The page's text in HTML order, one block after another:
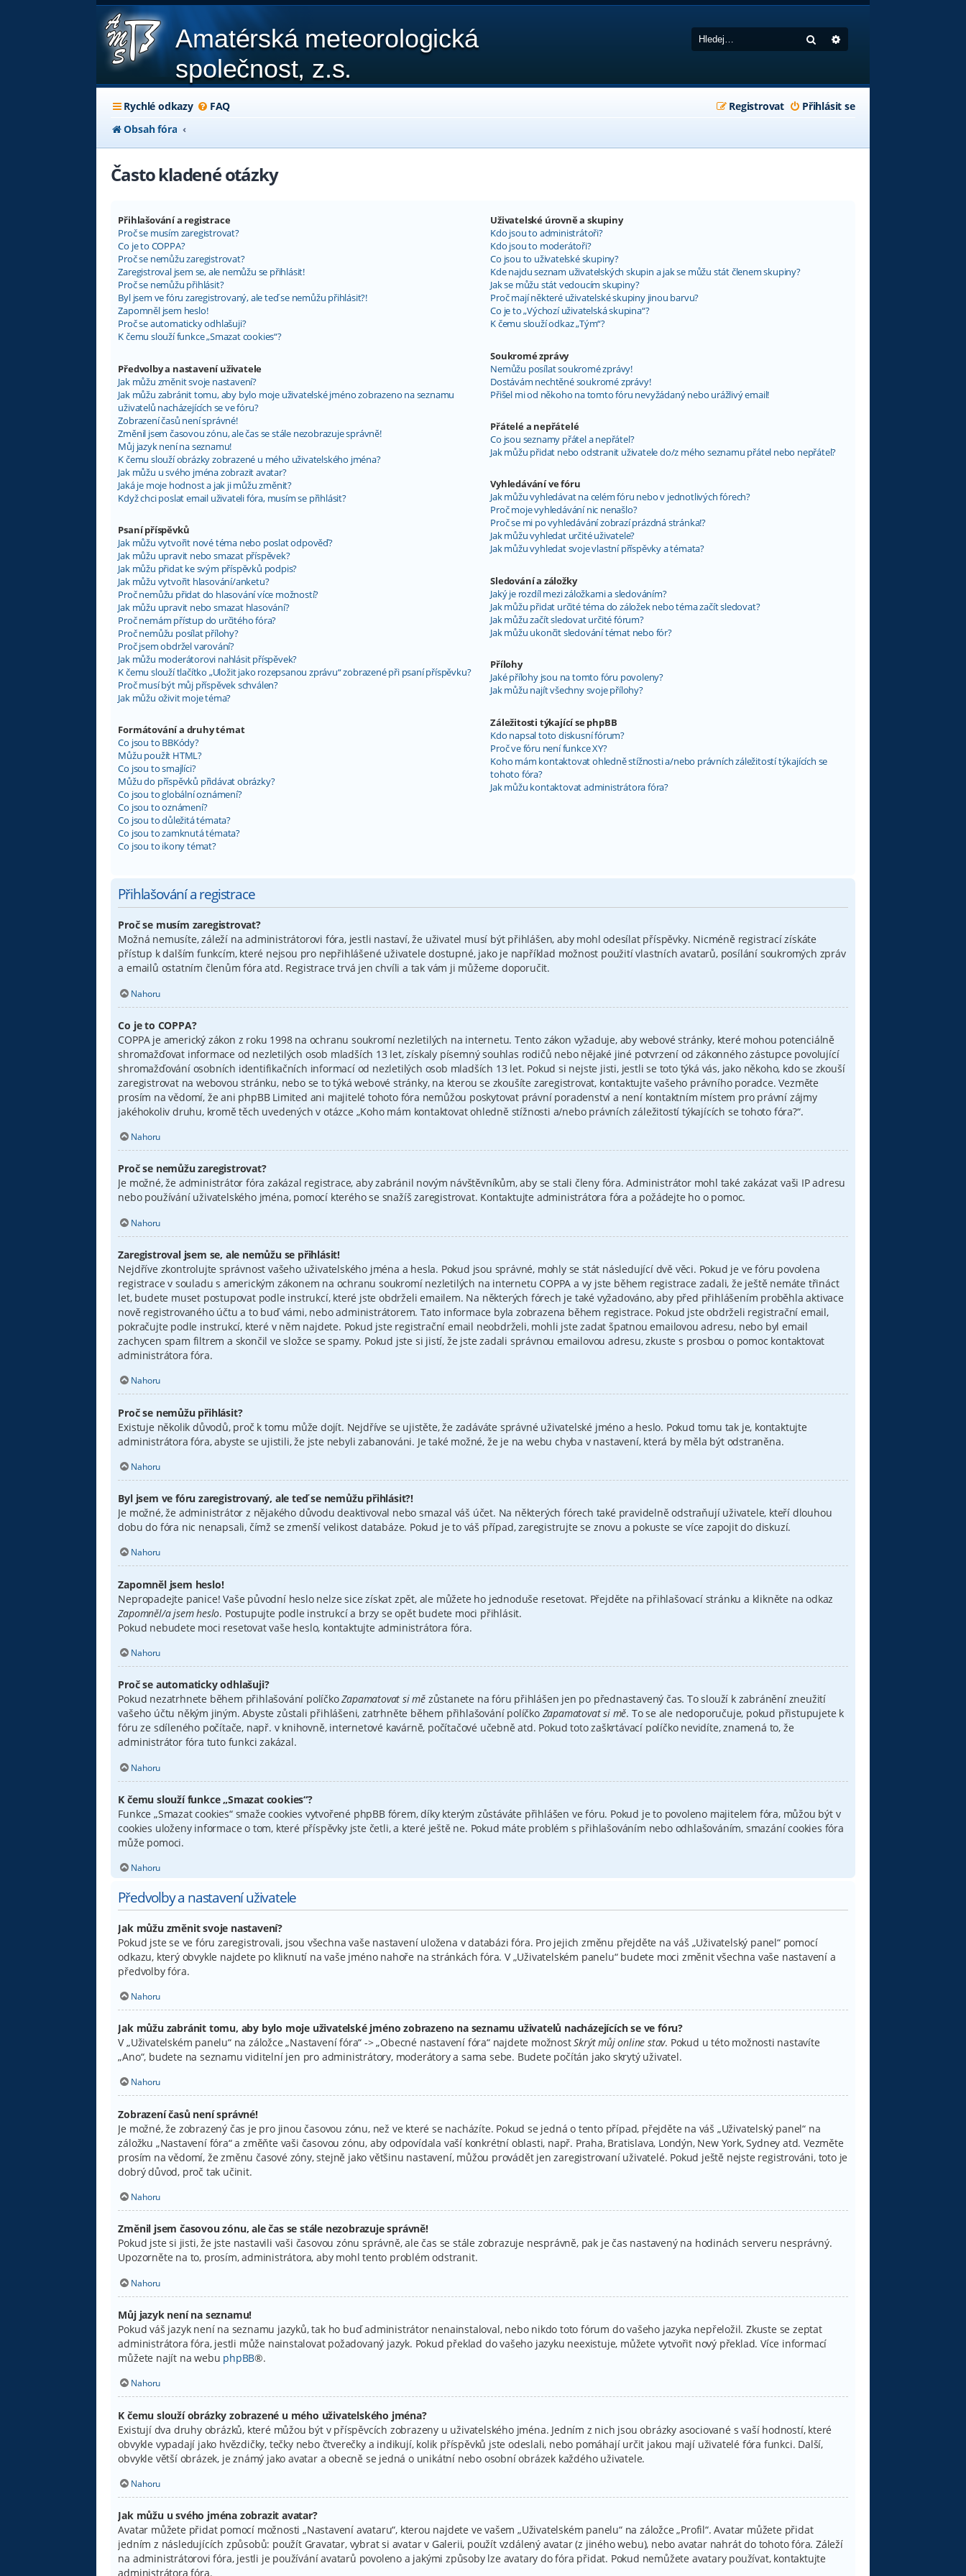
Amatérská meteorologická
společnost, z.s.
Hledat
Rychlé odkazy FAQ Přihlásit se
Registrovat
Obsah fóra
Často kladené otázky
Přihlašování a registrace
Proč se musím zaregistrovat?
Co je to COPPA?
Proč se nemůžu zaregistrovat?
Zaregistroval jsem se, ale nemůžu se přihlásit!
Proč se nemůžu přihlásit?
Byl jsem ve fóru zaregistrovaný, ale teď se nemůžu přihlásit?!
Zapomněl jsem heslo!
Proč se automaticky odhlašuji?
K čemu slouží funkce „Smazat cookies“?
Předvolby a nastavení uživatele
Jak můžu změnit svoje nastavení?
Jak můžu zabránit tomu, aby bylo moje uživatelské jméno zobrazeno na seznamu
uživatelů nacházejících se ve fóru?
Zobrazení časů není správné!
Změnil jsem časovou zónu, ale čas se stále nezobrazuje správně!
Můj jazyk není na seznamu!
K čemu slouží obrázky zobrazené u mého uživatelského jména?
Jak můžu u svého jména zobrazit avatar?
Jaká je moje hodnost a jak ji můžu změnit?
Když chci poslat email uživateli fóra, musím se přihlásit?
Psaní příspěvků
Jak můžu vytvořit nové téma nebo poslat odpověď?
Jak můžu upravit nebo smazat příspěvek?
Jak můžu přidat ke svým příspěvků podpis?
Jak můžu vytvořit hlasování/anketu?
Proč nemůžu přidat do hlasování více možností?
Jak můžu upravit nebo smazat hlasování?
Proč nemám přístup do určitého fóra?
Proč nemůžu posílat přílohy?
Proč jsem obdržel varování?
Jak můžu moderátorovi nahlásit příspěvek?
K čemu slouží tlačítko „Uložit jako rozepsanou zprávu“ zobrazené při psaní příspěvku?
Proč musí být můj příspěvek schválen?
Jak můžu oživit moje téma?
Formátování a druhy témat
Co jsou to BBKódy?
Můžu použít HTML?
Co jsou to smajlíci?
Můžu do příspěvků přidávat obrázky?
Co jsou to globální oznámení?
Co jsou to oznámení?
Co jsou to důležitá témata?
Co jsou to zamknutá témata?
Co jsou to ikony témat?
Uživatelské úrovně a skupiny
Kdo jsou to administrátoři?
Kdo jsou to moderátoři?
Co jsou to uživatelské skupiny?
Kde najdu seznam uživatelských skupin a jak se můžu stát členem skupiny?
Jak se můžu stát vedoucím skupiny?
Proč mají některé uživatelské skupiny jinou barvu?
Co je to „Výchozí uživatelská skupina“?
K čemu slouží odkaz „Tým“?
Soukromé zprávy
Nemůžu posílat soukromé zprávy!
Dostávám nechtěné soukromé zprávy!
Přišel mi od někoho na tomto fóru nevyžádaný nebo urážlivý email!
Přátelé a nepřátelé
Co jsou seznamy přátel a nepřátel?
Jak můžu přidat nebo odstranit uživatele do/z mého seznamu přátel nebo nepřátel?
Vyhledávání ve fóru
Jak můžu vyhledávat na celém fóru nebo v jednotlivých fórech?
Proč moje vyhledávání nic nenašlo?
Proč se mi po vyhledávání zobrazí prázdná stránka!?
Jak můžu vyhledat určité uživatele?
Jak můžu vyhledat svoje vlastní příspěvky a témata?
Sledování a záložky
Jaký je rozdíl mezi záložkami a sledováním?
Jak můžu přidat určité téma do záložek nebo téma začít sledovat?
Jak můžu začít sledovat určité fórum?
Jak můžu ukončit sledování témat nebo fór?
Přílohy
Jaké přílohy jsou na tomto fóru povoleny?
Jak můžu najít všechny svoje přílohy?
Záležitosti týkající se phpBB
Kdo napsal toto diskusní fórum?
Proč ve fóru není funkce XY?
Koho mám kontaktovat ohledně stížnosti a/nebo právních záležitostí týkajících se
tohoto fóra?
Jak můžu kontaktovat administrátora fóra?
Přihlašování a registrace
Proč se musím zaregistrovat?
Možná nemusíte, záleží na administrátorovi fóra, jestli nastaví, že uživatel musí být přihlášen, aby mohl odesílat příspěvky. Nicméně registrací získáte
přístup k dalším funkcím, které nejsou pro nepřihlášené uživatele dostupné, jako je například možnost použití vlastních avatarů, posílání soukromých zpráv
a emailů ostatním členům fóra atd. Registrace trvá jen chvíli a tak vám ji můžeme doporučit.
Nahoru
Co je to COPPA?
COPPA je americký zákon z roku 1998 na ochranu soukromí nezletilých na internetu. Tento zákon vyžaduje, aby webové stránky, které mohou potenciálně
shromažďovat informace od nezletilých osob mladších 13 let, získaly písemný souhlas rodičů nebo nějaké jiné potvrzení od zákonného zástupce povolující
shromažďování osobních identifikačních informací od nezletilých osob mladších 13 let. Pokud si nejste jisti, jestli se toto týká vás, jako někoho, kdo se zkouší
zaregistrovat na webovou stránku, nebo se to týká webové stránky, na kterou se zkoušíte zaregistrovat, kontaktujte vašeho právního poradce. Vezměte
prosím na vědomí, že ani phpBB Limited ani majitelé tohoto fóra nemůžou poskytovat právní poradenství a není kontaktním místem pro právní zájmy
jakéhokoliv druhu, kromě těch uvedených v otázce „Koho mám kontaktovat ohledně stížnosti a/nebo právních záležitostí týkajících se tohoto fóra?“.
Nahoru
Proč se nemůžu zaregistrovat?
Je možné, že administrátor fóra zakázal registrace, aby zabránil novým návštěvníkům, aby se stali členy fóra. Administrátor mohl také zakázat vaši IP adresu
nebo používání uživatelského jména, pomocí kterého se snažíš zaregistrovat. Kontaktujte administrátora fóra a požádejte ho o pomoc.
Nahoru
Zaregistroval jsem se, ale nemůžu se přihlásit!
Nejdříve zkontrolujte správnost vašeho uživatelského jména a hesla. Pokud jsou správné, mohly se stát následující dvě věci. Pokud je ve fóru povolena
registrace v souladu s americkým zákonem na ochranu soukromí nezletilých na internetu COPPA a vy jste během registrace zadali, že ještě nemáte třináct
let, budete muset postupovat podle instrukcí, které jste obdrželi emailem. Na některých fórech je také vyžadováno, aby před přihlášením proběhla aktivace
nově registrovaného účtu a to buď vámi, nebo administrátorem. Tato informace byla zobrazena během registrace. Pokud jste obdrželi registrační email,
pokračujte podle instrukcí, které v něm najdete. Pokud jste registrační email neobdrželi, mohli jste zadat špatnou emailovou adresu, nebo byl email
zachycen spam filtrem a skončil ve složce se spamy. Pokud jste si jistí, že jste zadali správnou emailovou adresu, zkuste s prosbou o pomoc kontaktovat
administrátora fóra.
Nahoru
Proč se nemůžu přihlásit?
Existuje několik důvodů, proč k tomu může dojít. Nejdříve se ujistěte, že zadáváte správné uživatelské jméno a heslo. Pokud tomu tak je, kontaktujte
administrátora fóra, abyste se ujistili, že jste nebyli zabanováni. Je také možné, že je na webu chyba v nastavení, která by měla být odstraněna.
Nahoru
Byl jsem ve fóru zaregistrovaný, ale teď se nemůžu přihlásit?!
Je možné, že administrátor z nějakého důvodu deaktivoval nebo smazal váš účet. Na některých fórech také pravidelně odstraňují uživatele, kteří dlouhou
dobu do fóra nic nenapsali, čímž se zmenší velikost databáze. Pokud je to váš případ, zaregistrujte se znovu a pokuste se více zapojit do diskuzí.
Nahoru
Zapomněl jsem heslo!
Nepropadejte panice! Vaše původní heslo nelze sice získat zpět, ale můžete ho jednoduše resetovat. Přejděte na přihlašovací stránku a klikněte na odkaz
Zapomněl/a jsem heslo. Postupujte podle instrukcí a brzy se opět budete moci přihlásit.
Pokud nebudete moci resetovat vaše heslo, kontaktujte administrátora fóra.
Nahoru
Proč se automaticky odhlašuji?
Pokud nezatrhnete během přihlašování políčkoZapamatovat si mě zůstanete na fóru přihlášen jen po přednastavený čas. To slouží k zabránění zneužití
vašeho účtu někým jiným. Abyste zůstali přihlášeni, zatrhněte během přihlašování políčko Zapamatovat si mě. To se ale nedoporučuje, pokud přistupujete k
fóru ze sdíleného počítače, např. v knihovně, internetové kavárně, počítačové učebně atd. Pokud toto zaškrtávací políčko nevidíte, znamená to, že
administrátor fóra tuto funkci zakázal.
Nahoru
K čemu slouží funkce „Smazat cookies“?
Funkce „Smazat cookies“ smaže cookies vytvořené phpBB fórem, díky kterým zůstáváte přihlášen ve fóru. Pokud je to povoleno majitelem fóra, můžou být v
cookies uloženy informace o tom, které příspěvky jste četli, a které ještě ne. Pokud máte problém s přihlašováním nebo odhlašováním, smazání cookies fóra
může pomoci.
Nahoru
Předvolby a nastavení uživatele
Jak můžu změnit svoje nastavení?
Pokud jste se ve fóru zaregistrovali, jsou všechna vaše nastavení uložena v databázi fóra. Pro jejich změnu přejděte na váš „Uživatelský panel“ pomocí
odkazu, který obvykle najdete po kliknutí na vaše jméno nahoře na stránkách fóra. V „Uživatelském panelu“ budete moci změnit všechna vaše nastavení a
předvolby fóra.
Nahoru
Jak můžu zabránit tomu, aby bylo moje uživatelské jméno zobrazeno na seznamu uživatelů nacházejících se ve fóru?
V „Uživatelském panelu“ na záložce „Nastavení fóra“ -> „Obecné nastavení fóra“ najdete možnostSkrýt můj online stav. Pokud u této možnosti nastavíte
„Ano“, budete na seznamu viditelní jen pro administrátory, moderátory a sama sebe. Budete počítán jako skrytý uživatel.
Nahoru
Zobrazení časů není správné!
Je možné, že zobrazený čas je pro jinou časovou zónu, než ve které se nacházíte. Pokud se jedná o tento případ, přejděte na váš „Uživatelský panel“ na
záložku „Nastavení fóra“ a změňte vaši časovou zónu, aby odpovídala vaší konkrétní oblasti, např. Praha, Bratislava, Londýn, New York, Sydney atd. Vezměte
prosím na vědomí, že změnu časové zóny, stejně jako většinu nastavení, můžou provádět jen zaregistrovaní uživatelé. Pokud ještě nejste registrováni, toto je
dobrý důvod, proč tak učinit.
Nahoru
Změnil jsem časovou zónu, ale čas se stále nezobrazuje správně!
Pokud jste si jisti, že jste nastavili vaši časovou zónu správně, ale čas se stále zobrazuje nesprávně, pak je čas nastavený na hodinách serveru nesprávný.
Upozorněte na to, prosím, administrátora, aby mohl tento problém odstranit.
Nahoru
Můj jazyk není na seznamu!
Pokud váš jazyk není na seznamu jazyků, tak ho buď administrátor nenainstaloval, nebo nikdo toto fórum do vašeho jazyka nepřeložil. Zkuste se zeptat
administrátora fóra, jestli může nainstalovat požadovaný jazyk. Pokud překlad do vašeho jazyku neexistuje, můžete vytvořit nový překlad. Více informací
můžete najít na webu phpBB®.
Nahoru
K čemu slouží obrázky zobrazené u mého uživatelského jména?
Existují dva druhy obrázků, které můžou být v příspěvcích zobrazeny u uživatelského jména. Jedním z nich jsou obrázky asociované s vaší hodností, které
obvykle vypadají jako hvězdičky, tečky nebo čtverečky a indikují, kolik příspěvků jste odeslali, nebo pomáhají určit jakou mají uživatelé fóra funkci. Další,
obvykle větší obrázek, je známý jako avatar a obecně se jedná o unikátní nebo osobní obrázek každého uživatele.
Nahoru
Jak můžu u svého jména zobrazit avatar?
Avatar můžete přidat pomocí možnosti „Nastavení avataru“, kterou najdete ve vašem „Uživatelském panelu“ na záložce „Profil“. Avatar můžete přidat
jedním z následujících způsobů: použít Gravatar, vybrat si avatar v Galerii, použít vzdálený avatar (z jiného webu), nebo avatar nahrát do tohoto fóra. Záleží
na administrátorovi fóra, jestli je používání avatarů povoleno a jakými způsoby lze avatary do fóra přidat. Pokud nemůžete avatary používat, kontaktujte
administrátora fóra.